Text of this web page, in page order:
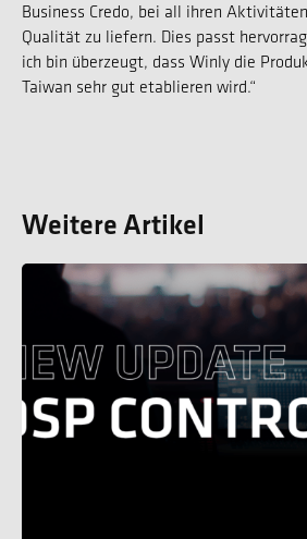
Business Credo, bei all ihren
Qualität zu liefern. Dies passt
ich bin überzeugt, dass Winly die
Taiwan sehr gut etablieren wird.“
Weitere Artikel